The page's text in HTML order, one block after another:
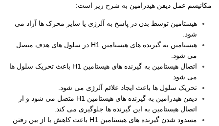
مکانیسم عمل دیفن هیدرامین به شرح زیر است:
هیستامین توسط بدن در پاسخ به آلرژی یا سایر محرک ها آزاد می
شود.
هیستامین به گیرنده های هیستامین H1 در سلول های هدف متصل
می شود.
اتصال هیستامین به گیرنده های هیستامین H1 باعث تحریک سلول ها
می شود.
تحریک سلول ها باعث ایجاد علائم آلرژی می شود.
دیفن هیدرامین به گیرنده های هیستامین H1 متصل می شود و از
اتصال هیستامین به این گیرنده ها جلوگیری می کند.
مسدود شدن گیرنده های هیستامین H1 باعث کاهش یا از بین رفتن